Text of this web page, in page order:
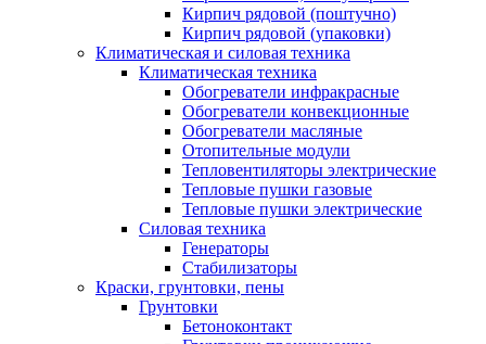
Кирпич рядовой (поштучно)
Кирпич рядовой (упаковки)
Климатическая и силовая техника
Климатическая техника
Обогреватели инфракрасные
Обогреватели конвекционные
Обогреватели масляные
Отопительные модули
Тепловентиляторы электрические
Тепловые пушки газовые
Тепловые пушки электрические
Силовая техника
Генераторы
Стабилизаторы
Краски, грунтовки, пены
Грунтовки
Бетоноконтакт